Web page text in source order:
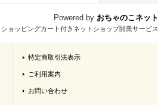
Powered by おちゃのこネット
ョッピングカート付きネットショップ開業サービス
特定商取引法表示
ご利用案内
お問い合わせ